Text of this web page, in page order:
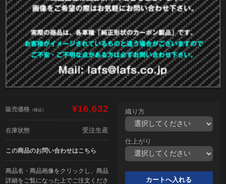
販売価格 （税込） ¥16,632
在庫状態 受注生産
この商品のお問い合わせはこちら
商品名・商品画像をクリックし、商品
詳細をご覧になった上でご注文くださ
織り方
仕上がり